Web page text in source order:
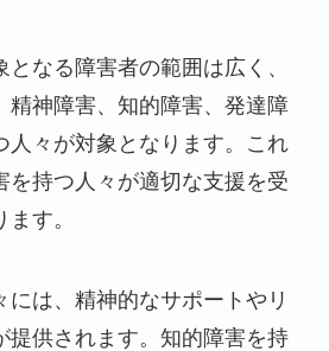
なる障害者の範囲は広く、
精神障害、知的障害、発達障
人々が対象となります。これ
を持つ人々が適切な支援を受
す。
には、精神的なサポートやリ
提供されます。知的障害を持